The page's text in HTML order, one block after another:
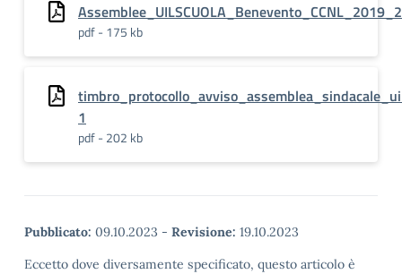
pdf - 175 kb
1
pdf - 202 kb
Pubblicato: 09.10.2023 - Revisione: 19.10.2023
Eccetto dove diversamente specificato, questo articolo è